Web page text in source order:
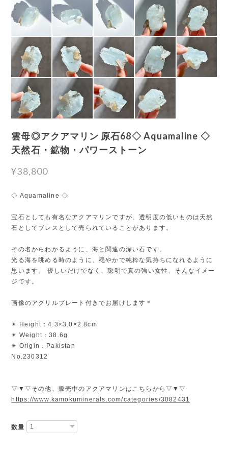
雲母◎アクアマリン 原石68◇ Aquamaline ◇
天然石・鉱物・パワーストーン
¥38,800
◇ Aquamaline ◇
宝石としても有名なアクアマリンですが、透明度の低いものは天然
石としてブレスとして売られていることがあります。
その名からわかるように、海と関連の深い石です。
光る海を眺める時のように、穏やかで純粋な気持ちになれるように
思います。 優しいだけでなく、聡明で真の強い女性、そんなイメー
ジです。
画像のアクリルプレート付きでお届けします＊
✴︎ Height：4.3×3.0×2.8cm
✴︎ Weight：38.6g
✴︎ Origin：Pakistan
No.230312
▽▼▽その他、販売中のアクアマリンはこちらから▽▼▽
https://www.kamokuminerals.com/categories/3082431
数量